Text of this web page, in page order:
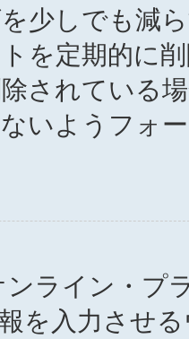
少しでも減
を定期的に
されている
いようフォ
ンライン・プ
を入力させ